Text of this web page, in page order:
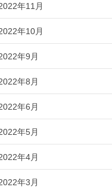
年11月
年10月
年9月
年8月
年6月
年5月
年4月
年3月